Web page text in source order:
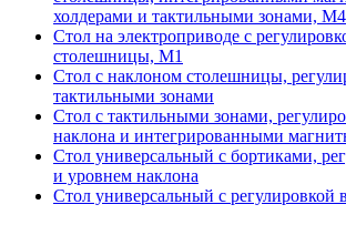
холдерами и тактильными зонами, М4
Стол на электроприводе с
столешницы, М1
Стол с наклоном столешницы,
тактильными зонами
Стол с тактильными зонами,
наклона и интегрированными
Стол универсальный с бортиками,
и уровнем наклона
Стол универсальный с регулировкой